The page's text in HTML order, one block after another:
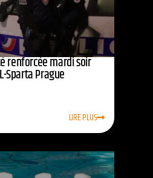
renforcée mardi soir
Sparta Prague
LIRE PLUS